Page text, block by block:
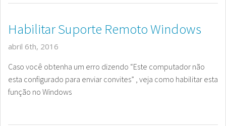
Habilitar Suporte Remoto Windows
abril 6th, 2016
Caso você obtenha um erro dizendo “Este computador não
esta configurado para enviar convites” , veja como habilitar esta
função no Windows